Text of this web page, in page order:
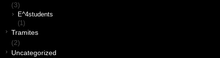
(3)
E^4students
(1)
Tramites
(2)
Uncategorized